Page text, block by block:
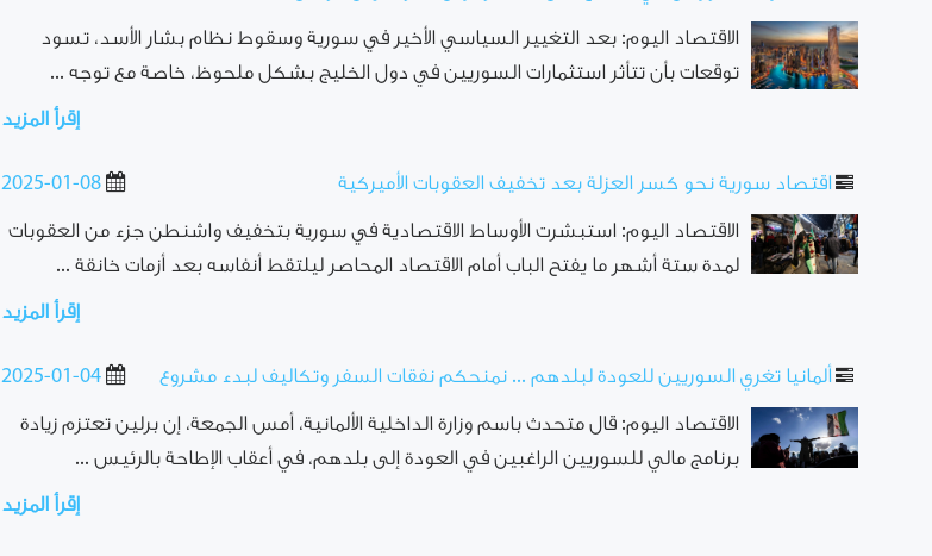
الاقتصاد اليوم: بعد التغيير السياسي الأخير في سورية وسقوط نظام بشار الأسد، تسود
توقعات بأن تتأثر استثمارات السوريين في دول الخليج بشكل ملحوظ، خاصة مع توجه ...
إقرأ المزيد
2025-01-08 اقتصاد سورية نحو كسر العزلة بعد تخفيف العقوبات الأميركية
الاقتصاد اليوم: استبشرت الأوساط الاقتصادية في سورية بتخفيف واشنطن جزء من العقوبات
لمدة ستة أشهر ما يفتح الباب أمام الاقتصاد المحاصر ليلتقط أنفاسه بعد أزمات خانقة ...
إقرأ المزيد
2025-01-04 ألمانيا تغري السوريين للعودة لبلدهم ... نمنحكم نفقات السفر وتكاليف لبدء مشروع
الاقتصاد اليوم: قال متحدث باسم وزارة الداخلية الألمانية، أمس الجمعة، إن برلين تعتزم زيادة
برنامج مالي للسوريين الراغبين في العودة إلى بلدهم، في أعقاب الإطاحة بالرئيس ...
إقرأ المزيد